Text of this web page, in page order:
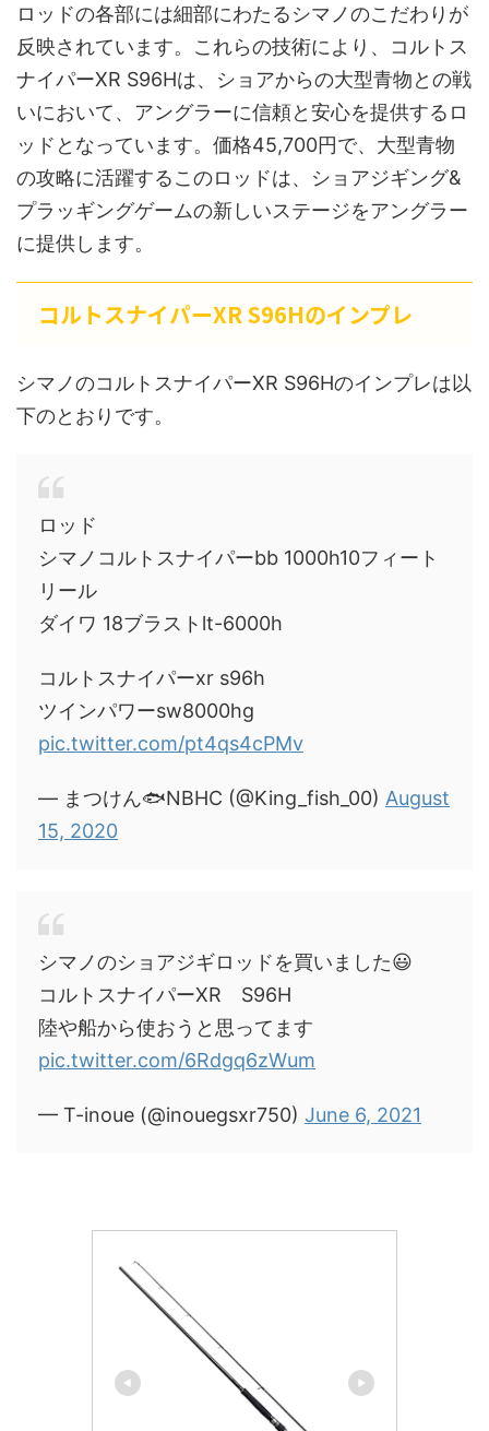
ロッドの各部には細部にわたるシマノのこだわりが
反映されています。これらの技術により、コルトス
ナイパーXR S96Hは、ショアからの大型青物との戦
いにおいて、アングラーに信頼と安心を提供するロ
ッドとなっています。価格45,700円で、大型青物
の攻略に活躍するこのロッドは、ショアジギング&
プラッギングゲームの新しいステージをアングラー
に提供します。
コルトスナイパーXR S96Hのインプレ
シマノのコルトスナイパーXR S96Hのインプレは以
下のとおりです。
ロッド
シマノコルトスナイパーbb 1000h10フィート
リール
ダイワ 18ブラストlt-6000h
コルトスナイパーxr s96h
ツインパワーsw8000hg
pic.twitter.com/pt4qs4cPMv
— まつけん🐟NBHC (@King_fish_00) August
15, 2020
シマノのショアジギロッドを買いました😃
コルトスナイパーXR S96H
陸や船から使おうと思ってます
pic.twitter.com/6Rdgq6zWum
— T-inoue (@inouegsxr750) June 6, 2021